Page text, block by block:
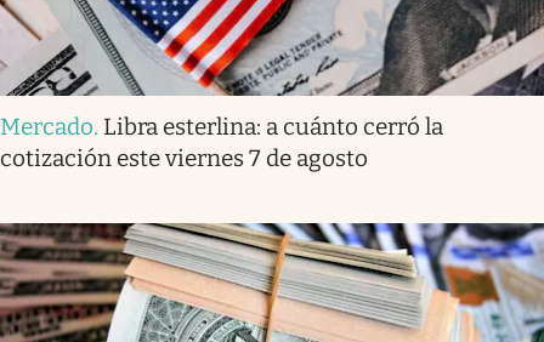
Mercado. Libra esterlina: a cuánto cerró la
cotización este viernes 7 de agosto